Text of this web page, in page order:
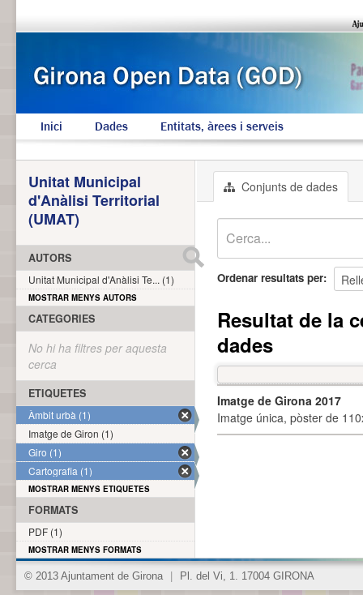
Inici Dades Entitats, àrees i serveis
Conjunts de dades
Ordenar resultats per
Resultat de la
dades
Imatge de Girona 2017
Imatge única, pòster de
Unitat Municipal
d'Anàlisi Territorial
(UMAT)
AUTORS
Unitat Municipal d'Anàlisi Te... (1)
MOSTRAR MENYS AUTORS
CATEGORIES
No hi ha filtres per aquesta
cerca
ETIQUETES
Àmbit urbà (1)
Imatge de Giron (1)
Giro (1)
Cartografia (1)
MOSTRAR MENYS ETIQUETES
FORMATS
PDF (1)
MOSTRAR MENYS FORMATS
© 2013 Ajuntament de Girona Pl. del Vi, 1. 17004 GIRONA